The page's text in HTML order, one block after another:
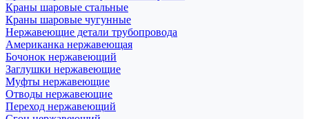
Краны шаровые стальные
Краны шаровые чугунные
Нержавеющие детали трубопровода
Американка нержавеющая
Бочонок нержавеющий
Заглушки нержавеющие
Муфты нержавеющие
Отводы нержавеющие
Переход нержавеющий